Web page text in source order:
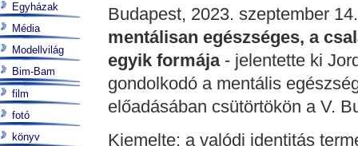
Budapest, 2023. szeptember
mentálisan egészséges, a
egyik formája- jelentette ki
gondolkodó a mentális
előadásában csütörtökön a V.
Kiemelte: a valódi identitás
Egyházak
Média
Modellvilág
Bim-Bam
film
fotó
könyv